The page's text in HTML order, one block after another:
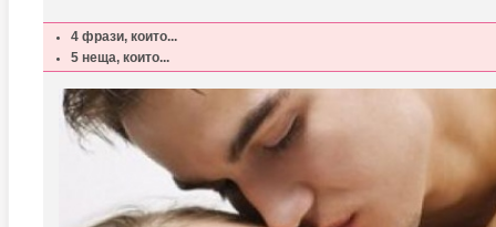
4 фрази, които...
5 неща, които...